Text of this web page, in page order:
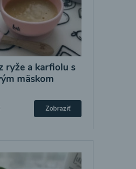
ryže a karfiolu s
mäskom
Zobraziť